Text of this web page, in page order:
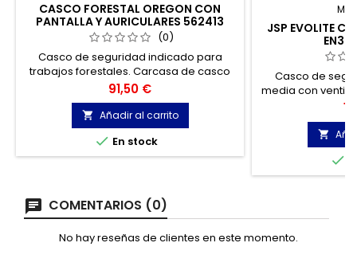
CASCO FORESTAL OREGON CON
PANTALLA Y AURICULARES 562413
(0)
Casco de seguridad indicado para
trabajos forestales. Carcasa de casco
ABS resistente. Tiene 20 orificios de
ventilación. Interior con suspensión de
cuatro puntos fácil de ajustar.
Precio
91,50 €
 Añadir al carrito
 En stock
JSP EVOLITE
Casco de
media con
Blanco.
casco
seguridad
ABS


COMENTARIOS (0)
No hay reseñas de clientes en este momento.